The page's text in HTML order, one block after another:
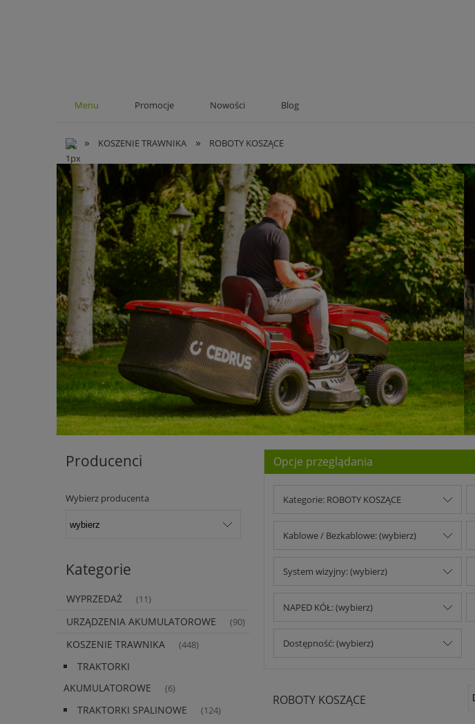
Menu Promocje Nowości Blog
» KOSZENIE TRAWNIKA » ROBOTY KOSZĄCE
Producenci
Wybierz producenta
Kategorie
WYPRZEDAŻ (11)
URZĄDZENIA AKUMULATOROWE (90)
KOSZENIE TRAWNIKA (448)
TRAKTORKI
AKUMULATOROWE
(6)
TRAKTORKI SPALINOWE (124)
Opcje przeglądania
Kategorie: ROBOTY KOSZĄCE
Kablowe / Bezkablowe: (wybierz)
System wizyjny: (wybierz)
NAPED KÓŁ: (wybierz)
Dostępność: (wybierz)
ROBOTY KOSZĄCE